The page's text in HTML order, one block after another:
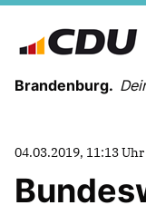
Brandenburg.
04.03.2019, 11:13 Uhr